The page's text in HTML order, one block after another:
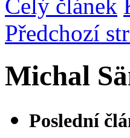
Celý článek
Předchozí
Michal
Poslední